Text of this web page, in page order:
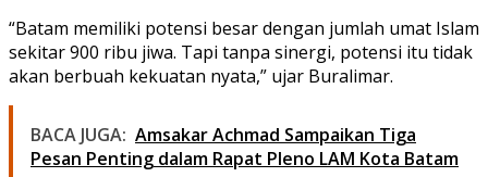
“Batam memiliki potensi besar dengan jumlah umat Islam
sekitar 900 ribu jiwa. Tapi tanpa sinergi, potensi itu tidak
akan berbuah kekuatan nyata,” ujar Buralimar.
BACA JUGA: Amsakar Achmad Sampaikan Tiga
Pesan Penting dalam Rapat Pleno LAM Kota Batam